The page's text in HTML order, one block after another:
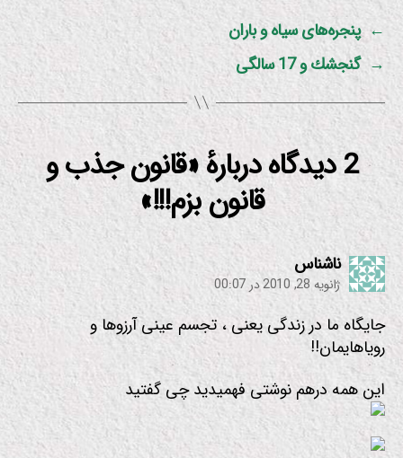
← پنجره‌های سیاه و باران
→ گنجشك و 17 سالگی
2 دیدگاه دربارهٔ «قانون جذب و
قانون بزم!!!»
ناشناس:
ژانویه 28, 2010 در 00:07
جایگاه ما در زندگی یعنی ، تجسم عینی آرزوها و
رویاهایمان!!
این همه درهم نوشتی فهمیدید چی گفتید